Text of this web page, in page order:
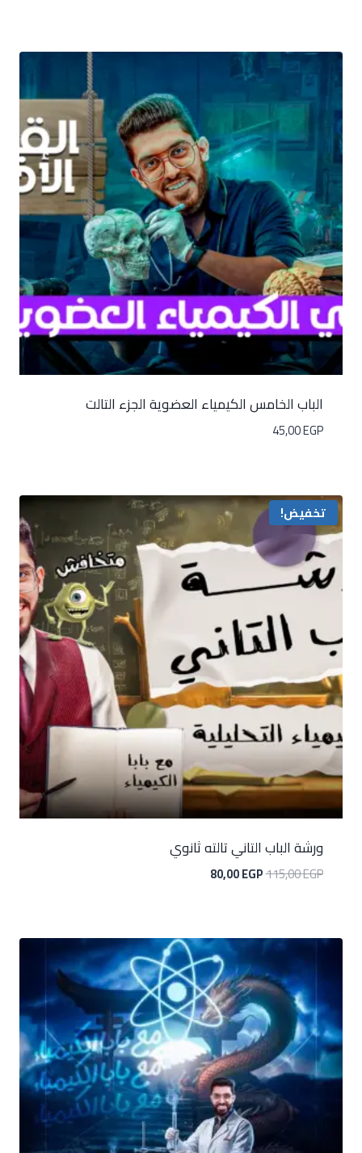
الباب الخامس الكيمياء العضوية الجزء التالت
45,00EGP
تخفيض!
ورشة الباب التاني تالته ثانوي
115,00EGP
80,00EGP